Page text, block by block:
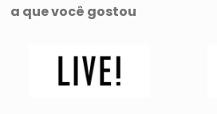
a que você gostou